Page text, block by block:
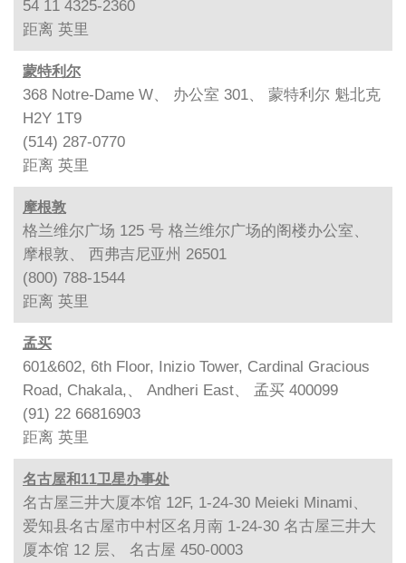
54 11 4325-2360
距离 英里
蒙特利尔
368 Notre-Dame W、 办公室 301、 蒙特利尔 魁北克
H2Y 1T9
(514) 287-0770
距离 英里
摩根敦
格兰维尔广场 125 号 格兰维尔广场的阁楼办公室、
摩根敦、 西弗吉尼亚州 26501
(800) 788-1544
距离 英里
孟买
601&602, 6th Floor, Inizio Tower, Cardinal Gracious
Road, Chakala,、 Andheri East、 孟买 400099
(91) 22 66816903
距离 英里
名古屋和11卫星办事处
名古屋三井大厦本馆 12F, 1-24-30 Meieki Minami、
爱知县名古屋市中村区名月南 1-24-30 名古屋三井大
厦本馆 12 层、 名古屋 450-0003